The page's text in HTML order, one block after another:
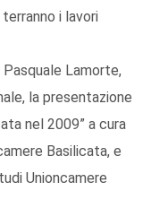
i lavori
Pasquale Lamorte,
la presentazione
nel 2009” a cura
Basilicata, e
Unioncamere